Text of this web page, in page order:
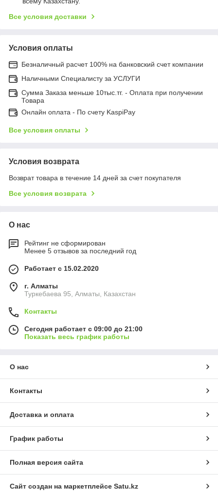
Все условия доставки
Условия оплаты
Безналичный расчет 100% на банковский счет компании
Наличными Специалисту за УСЛУГИ
Сумма Заказа меньше 10тыс.тг. - Оплата при получении
Товара
Онлайн оплата - По счету KaspiPay
Все условия оплаты
Условия возврата
Возврат товара в течение 14 дней за счет покупателя
Все условия возврата
О нас
Рейтинг не сформирован
Менее 5 отзывов за последний год
Работает с 15.02.2020
г. Алматы
Туркебаева 95, Алматы, Казахстан
Контакты
Сегодня работает с 09:00 до 21:00
Показать весь график работы
О нас
Контакты
Доставка и оплата
График работы
Полная версия сайта
Сайт создан на маркетплейсе Satu.kz